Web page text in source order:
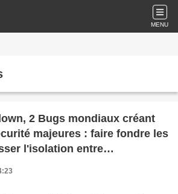
MENU
2 Bugs mondiaux créant
majeures : faire fondre les
l'isolation entre